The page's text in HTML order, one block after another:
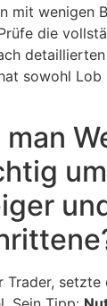
mit wenigen
die
sowohl Lob
Trader,